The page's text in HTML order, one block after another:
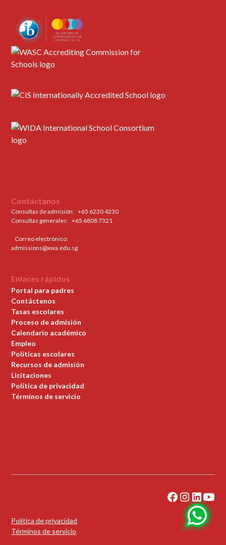
Contáctanos
Consultas de admisión:+65 6230 4230
Consultas generales: ‍+65 6808 7321
Correo electrónico:
admissions@xwa.edu.sg
Enlaces rápidos
Portal para padres
Contáctenos
Tasas escolares
Proceso de admisión
Calendario académico
Empleo
Políticas escolares
Recursos de admisión
Licitaciones
Política de privacidad
Términos de servicio
Política de privacidad
Términos de servicio